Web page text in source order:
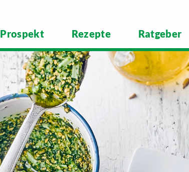
Prospekt Rezepte Ratgeber